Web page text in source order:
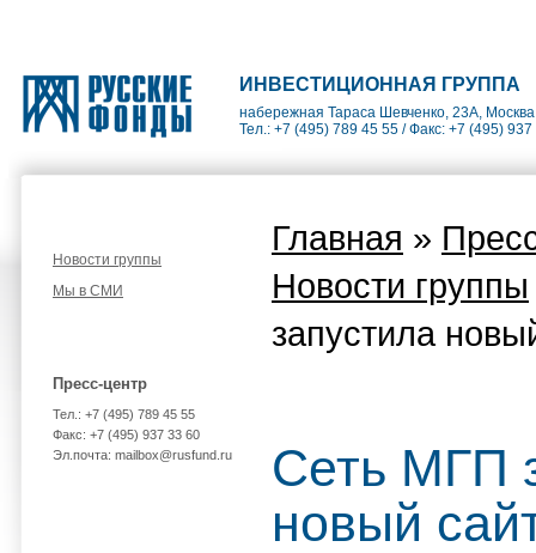
ИНВЕСТИЦИОННАЯ ГРУППА
набережная Тараса Шевченко, 23А,
Тел.: +7 (495) 789 45 55 / Факс: +7 (495)
Новости группы
Мы в СМИ
Пресс-центр
Тел.: +7 (495) 789 45 55
Факс: +7 (495) 937 33 60
Эл.почта: mailbox@rusfund.ru
Главная »
Новости группы
запустила
Сеть МГП
новый